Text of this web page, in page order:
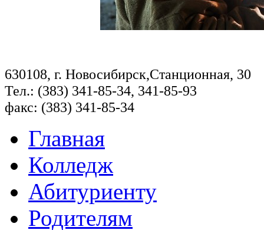
630108, г. Новосибирск,Станционная, 30
Тел.: (383) 341-85-34, 341-85-93
факс: (383) 341-85-34
Главная
Колледж
Абитуриенту
Родителям